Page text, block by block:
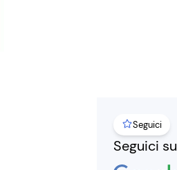
Seguici
Seguici su